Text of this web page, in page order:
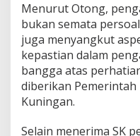
Menurut Otong,
bukan semata
juga menyangkut
kepastian dalam
bangga atas
diberikan
Kuningan.
Selain menerima SK